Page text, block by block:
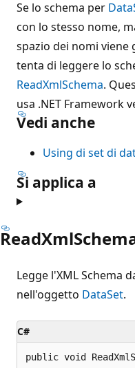
Se lo schema per
con lo stesso nome,
spazio dei nomi viene
tenta di leggere lo
ReadXmlSchema.
usa .NET Framework
Vedi anche
Using di set di
Si applica a
Legge l'XML Schema
nell'oggetto DataSet.
C#
public void